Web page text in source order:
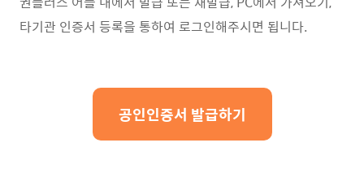
타기관 인증서 등록을 통하여 로그인해주시면 됩니다.
공인인증서 발급하기